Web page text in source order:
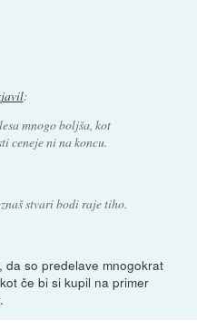
:
mnogo boljša, kot
ceneje ni na koncu.
stvari bodi raje tiho.
da so predelave mnogokrat
če bi si kupil na primer